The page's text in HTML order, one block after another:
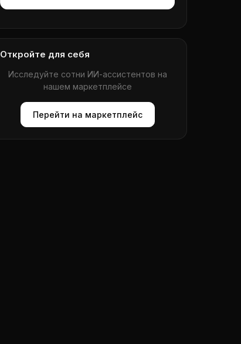
Откройте для себя
Исследуйте сотни ИИ-ассистентов на
нашем маркетплейсе
Перейти на маркетплейс